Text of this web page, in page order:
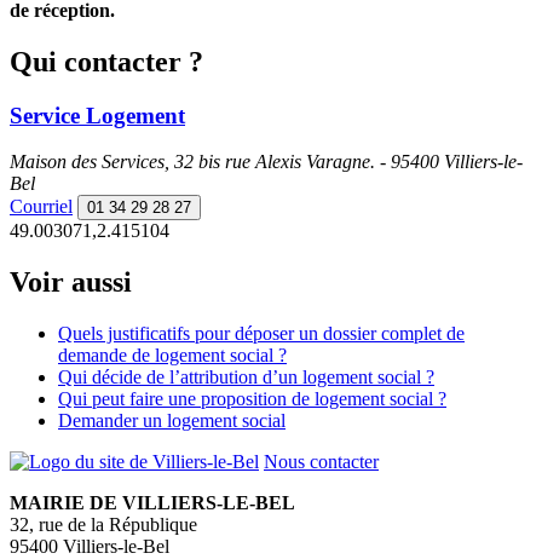
de réception.
Qui contacter ?
Service Logement
Maison des Services, 32 bis rue Alexis Varagne. - 95400 Villiers-le-
Bel
Courriel
01 34 29 28 27
49.003071,2.415104
Voir aussi
Quels justificatifs pour déposer un dossier complet de
demande de logement social ?
Qui décide de l’attribution d’un logement social ?
Qui peut faire une proposition de logement social ?
Demander un logement social
Nous contacter
MAIRIE DE VILLIERS-LE-BEL
32, rue de la République
95400 Villiers-le-Bel